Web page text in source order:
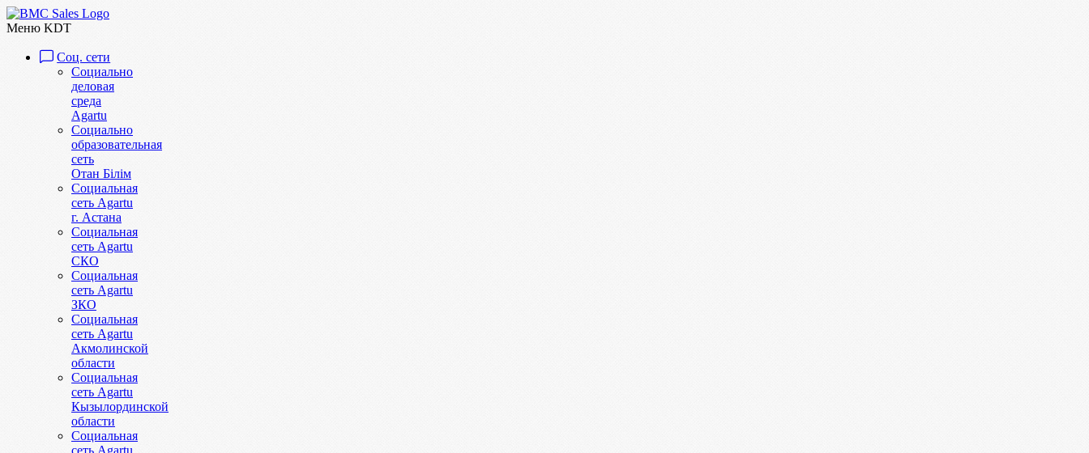
Меню KDT
Соц. сети
Социально
деловая
среда
Agartu
Социально
образовательная
сеть
Отан Бiлiм
Социальная
сеть Agartu
г. Астана
Социальная
сеть Agartu
СКО
Социальная
сеть Agartu
ЗКО
Социальная
сеть Agartu
Акмолинской
области
Социальная
сеть Agartu
Кызылординской
области
Социальная